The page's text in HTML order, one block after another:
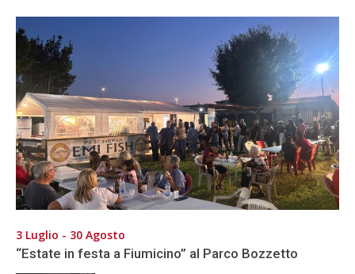
3 Luglio - 30 Agosto
“Estate in festa a Fiumicino” al Parco Bozzetto